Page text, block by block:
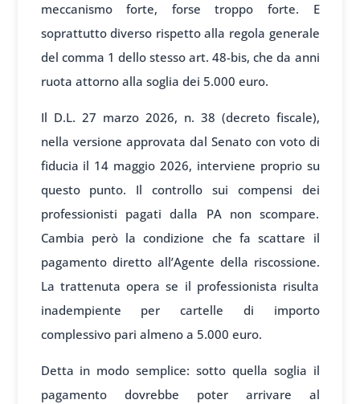
meccanismo forte, forse troppo forte. E
soprattutto diverso rispetto alla regola generale
del comma 1 dello stesso art. 48-bis, che da anni
ruota attorno alla soglia dei 5.000 euro.
Il D.L. 27 marzo 2026, n. 38 (decreto fiscale),
nella versione approvata dal Senato con voto di
fiducia il 14 maggio 2026, interviene proprio su
questo punto. Il controllo sui compensi dei
professionisti pagati dalla PA non scompare.
Cambia però la condizione che fa scattare il
pagamento diretto all’Agente della riscossione.
La trattenuta opera se il professionista risulta
inadempiente per cartelle di importo
complessivo pari almeno a 5.000 euro.
Detta in modo semplice: sotto quella soglia il
pagamento dovrebbe poter arrivare al